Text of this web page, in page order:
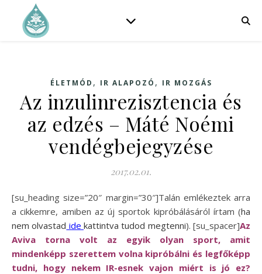
ÉLETMÓD , IR ALAPOZÓ , IR MOZGÁS
Az inzulinrezisztencia és
az edzés – Máté Noémi
vendégbejegyzése
2017.02.01.
[su_heading size=”20″ margin=”30″]Talán emlékeztek arra
a cikkemre, amiben az új sportok kipróbálásáról írtam (ha
nem olvastad idekattintva tudod megtenni). [su_spacer]Az
Aviva torna volt az egyik olyan sport, amit
mindenképp szerettem volna kipróbálni és legfőképp
tudni, hogy nekem IR-esnek vajon miért is jó ez?